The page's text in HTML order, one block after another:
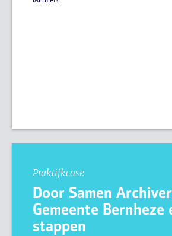
Praktijkcase
Door Samen
Gemeente Bernheze
stappen